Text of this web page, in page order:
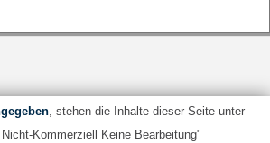
, stehen die Inhalte dieser Seite unter